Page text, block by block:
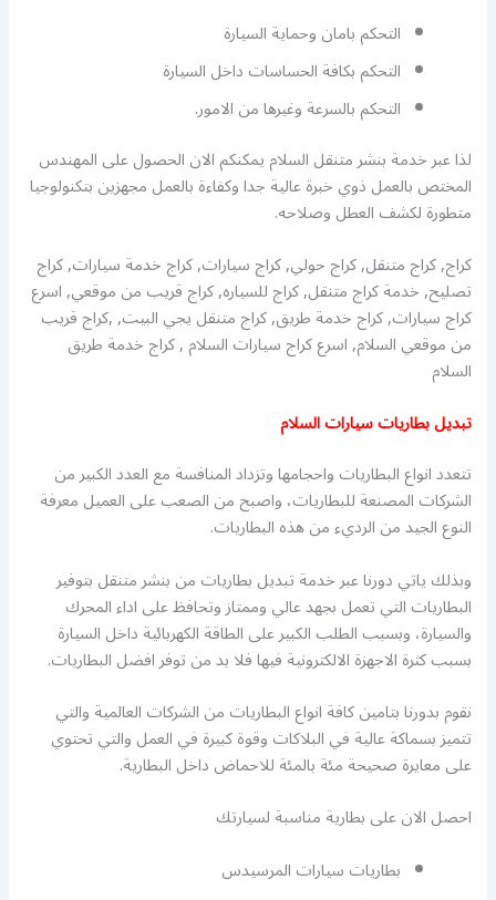
التحكم بامان وحماية السيارة
التحكم بكافة الحساسات داخل السيارة
التحكم بالسرعة وغيرها من الامور.
لذا عبر خدمة بنشر متنقل السلام يمكنكم الان الحصول على المهندس
المختص بالعمل ذوي خبرة عالية جدا وكفاءة بالعمل مجهزين بتكنولوجيا
متطورة لكشف العطل وصلاحه.
كراج, كراج متنقل, كراج حولي, كراج سيارات, كراج خدمة سيارات, كراج
تصليح, خدمة كراج متنقل, كراج للسياره, كراج قريب من موقعي, اسرع
كراج سيارات, كراج خدمة طريق, كراج متنقل يجي البيت, ,كراج قريب
من موقعي السلام, اسرع كراج سيارات السلام , كراج خدمة طريق
السلام
تبديل بطاريات سيارات السلام
تتعدد انواع البطاريات واحجامها وتزداد المنافسة مع العدد الكبير من
الشركات المصنعة للبطاريات، واصبح من الصعب على العميل معرفة
النوع الجيد من الرديء من هذه البطاريات.
وبذلك ياتي دورنا عبر خدمة تبديل بطاريات من بنشر متنقل بتوفير
البطاريات التي تعمل بجهد عالي وممتاز وتحافظ على اداء المحرك
والسيارة، وبسبب الطلب الكبير على الطاقة الكهربائية داخل السيارة
بسبب كثرة الاجهزة الالكترونية فيها فلا بد من توفر افضل البطاريات.
نقوم بدورنا بتامين كافة انواع البطاريات من الشركات العالمية والتي
تتميز بسماكة عالية في البلاكات وقوة كبيرة في العمل والتي تحتوي
على معايرة صحيحة مئة بالمئة للاحماض داخل البطارية.
احصل الان على بطارية مناسبة لسيارتك
بطاريات سيارات المرسيدس